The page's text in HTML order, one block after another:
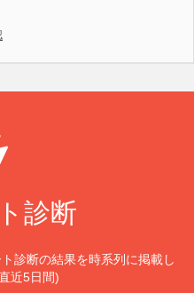
診断
診断の結果を時系列に掲載し
近5日間)